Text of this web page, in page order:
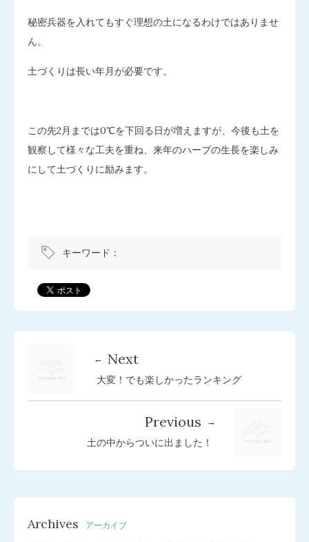
秘密兵器を入れてもすぐ理想の土になるわけではありませ
ん。
土づくりは長い年月が必要です。
この先2月までは0℃を下回る日が増えますが、今後も土を
観察して様々な工夫を重ね、来年のハーブの生長を楽しみ
にして土づくりに励みます。
キーワード：
Next
大変！でも楽しかったランキング
Previous
土の中からついに出ました！
Archives アーカイブ